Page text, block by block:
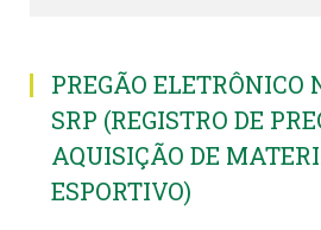
PREGÃO ELETRÔNICO
SRP (REGISTRO DE
AQUISIÇÃO DE
ESPORTIVO)